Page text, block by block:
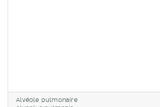
Alvéole pulmonaire